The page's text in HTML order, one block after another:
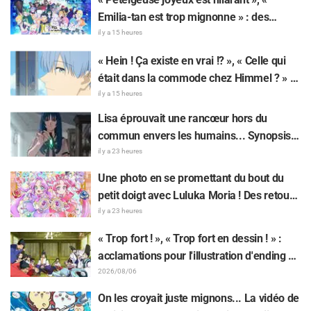
Emilia-tan est trop mignonne » : des
réactions enthousiastes après la
ans de l'anime « Re:Zero - Starting Life in
Another World »
il y a 15 heures
« Hein ! Ça existe en vrai !? », « Celle qui
était dans la commode chez Himmel ? » :
l’exposition de la « corne du Dragon Noir »
apparue dans l’épisode 1 de « Frieren »
laisse les fans stupéfaits
il y a 15 heures
Lisa éprouvait une rancœur hors du
commun envers les humains... Synopsis
et premières images de l'épisode 6 de
l'anime « Goodbye, Lara » dévoilés !
il y a 23 heures
Une photo en se promettant du bout du
petit doigt avec Luluka Moria ! Des retours
sur le compte rendu de la comédienne de
doublage Nao Tōyama après avoir assisté
au Dream Stage de « Star Detective
Precure! » : « C’est le W Arcana »
il y a 23 heures
« Trop fort ! », « Trop fort en dessin ! » :
acclamations pour l'illustration d'ending du
13e épisode dessinée par Asaki Yuikawa,
la comédienne doublant le protagoniste
de « The Elusive Samurai »
2026/08/06
On les croyait juste mignons... La vidéo de